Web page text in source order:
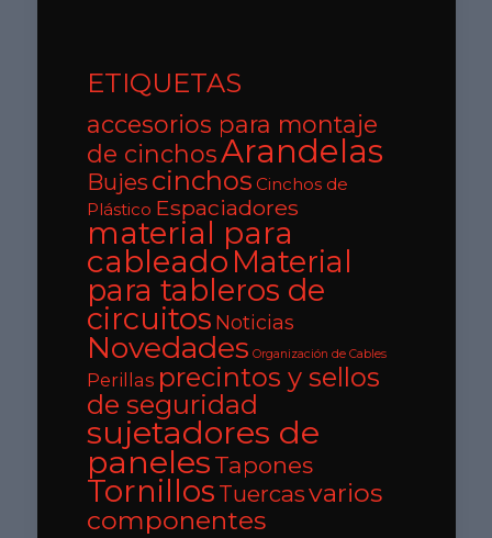
ETIQUETAS
accesorios para montaje
de cinchosArandelas
Bujes cinchos Cinchos de
Plástico Espaciadores
material para
cableadoMaterial
para tableros de
circuitos Noticias
Novedades Organización de Cables
Perillas precintos y sellos
de seguridad
sujetadores de
paneles Tapones
Tornillos Tuercasvarios
componentes